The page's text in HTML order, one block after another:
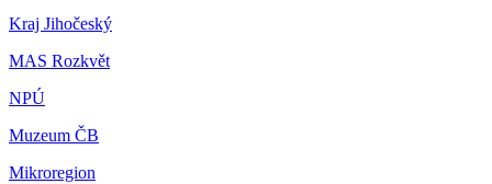
Kraj Jihočeský
MAS Rozkvět
NPÚ
Muzeum ČB
Mikroregion